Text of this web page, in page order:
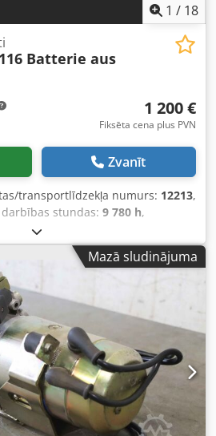
1 / 18
116 Batterie aus
1 200 €
Fiksēta cena plus PVN
Zvanīt
transportlīdzekļa numurs: 12213,
darbības stundas: 9 780 h,
augstums:
, degvielas veids:elektrisks,
augstums:1 330 mm ,
Cedpfx Aoxubfzjn Ujha
Mazā sludinājuma